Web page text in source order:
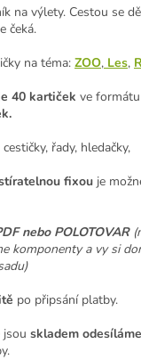
na výlety. Cestou se
čeká.
na téma: ZOO, Les,
40 kartiček ve
řady, hledačky,
fixou je
nebo POLOTOVAR
komponenty a vy si
po připsání platby.
jsou skladem odesíláme